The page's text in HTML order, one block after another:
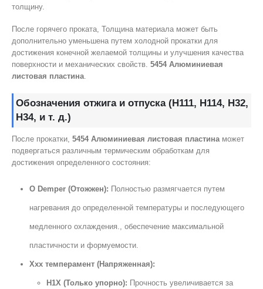
толщину.
После горячего проката, Толщина материала может быть
дополнительно уменьшена путем холодной прокатки для
достижения конечной желаемой толщины и улучшения качества
поверхности и механических свойств. 5454 Алюминиевая
листовая пластина.
Обозначения отжига и отпуска (H111, H114, H32,
H34, и т. д.)
После прокатки, 5454 Алюминиевая листовая пластина может
подвергаться различным термическим обработкам для
достижения определенного состояния:
O Demper (Отожжен): Полностью размягчается путем
нагревания до определенной температуры и последующего
медленного охлаждения., обеспечение максимальной
пластичности и формуемости.
Ххх темперамент (Напряженная):
H1X (Только упорно): Прочность увеличивается за